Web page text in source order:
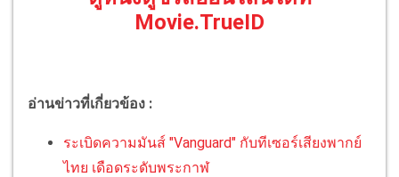
Movie.TrueID
อ่านข่าวที่เกี่ยวข้อง :
ระเบิดความมันส์ "Vanguard" กับทีเซอร์เสียงพากย์
ไทย เดือดระดับพระกาฬ